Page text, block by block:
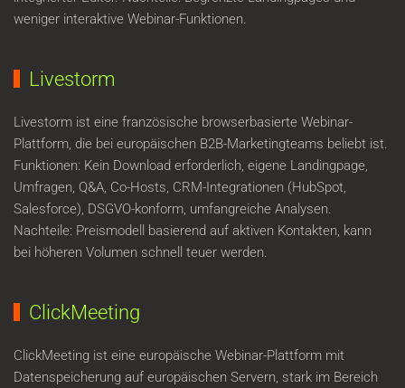
weniger interaktive Webinar-Funktionen.
Livestorm
Livestorm ist eine französische browserbasierte Webinar-
Plattform, die bei europäischen B2B-Marketingteams beliebt ist.
Funktionen: Kein Download erforderlich, eigene Landingpage,
Umfragen, Q&A, Co-Hosts, CRM-Integrationen (HubSpot,
Salesforce), DSGVO-konform, umfangreiche Analysen.
Nachteile: Preismodell basierend auf aktiven Kontakten, kann
bei höheren Volumen schnell teuer werden.
ClickMeeting
ClickMeeting ist eine europäische Webinar-Plattform mit
Datenspeicherung auf europäischen Servern, stark im Bereich